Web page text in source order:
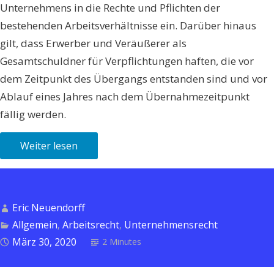
Unternehmens in die Rechte und Pflichten der
bestehenden Arbeitsverhältnisse ein. Darüber hinaus
gilt, dass Erwerber und Veräußerer als
Gesamtschuldner für Verpflichtungen haften, die vor
dem Zeitpunkt des Übergangs entstanden sind und vor
Ablauf eines Jahres nach dem Übernahmezeitpunkt
fällig werden.
Weiter lesen
Eric Neuendorff
Allgemein, Arbeitsrecht, Unternehmensrecht
März 30, 2020
2 Minutes